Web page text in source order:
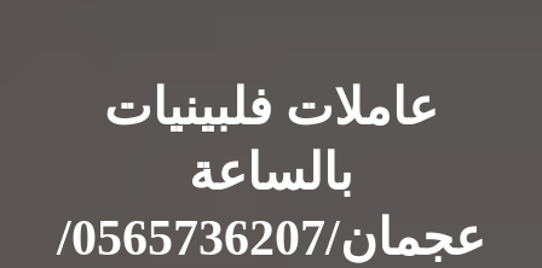
عاملات فلبينيات
بالساعة
عجمان/0565736207/